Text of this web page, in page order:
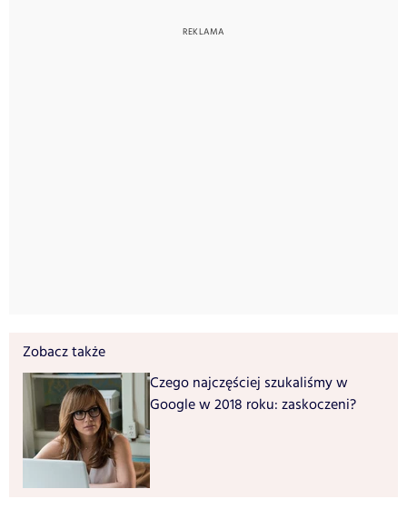
Zobacz także
Czego najczęściej szukaliśmy w
Google w 2018 roku: zaskoczeni?